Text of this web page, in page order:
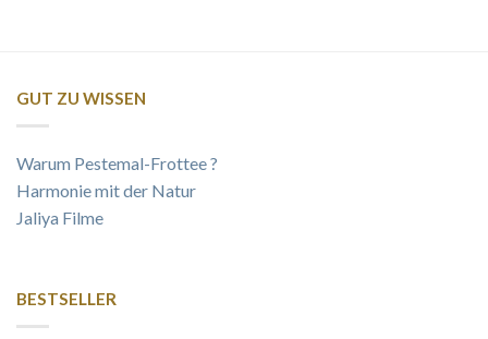
GUT ZU WISSEN
Warum Pestemal-Frottee ?
Harmonie mit der Natur
Jaliya Filme
BESTSELLER